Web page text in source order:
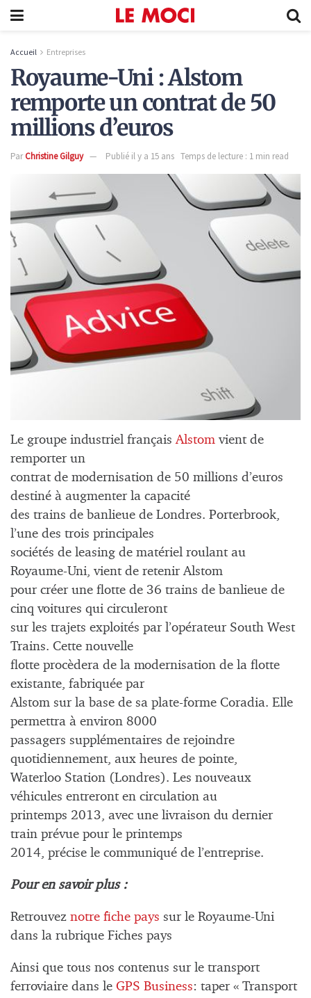
Accueil Entreprises
Royaume-Uni : Alstom
remporte un contrat de 50
millions d’euros
ParChristine Gilguy Publié il y a 15 ans Temps de lecture : 1 min read
Le groupe industriel français Alstom vient de
remporter un
contrat de modernisation de 50 millions d’euros
destiné à augmenter la capacité
des trains de banlieue de Londres. Porterbrook,
l’une des trois principales
sociétés de leasing de matériel roulant au
Royaume-Uni, vient de retenir Alstom
pour créer une flotte de 36 trains de banlieue de
cinq voitures qui circuleront
sur les trajets exploités par l’opérateur South West
Trains. Cette nouvelle
flotte procèdera de la modernisation de la flotte
existante, fabriquée par
Alstom sur la base de sa plate-forme Coradia. Elle
permettra à environ 8000
passagers supplémentaires de rejoindre
quotidiennement, aux heures de pointe,
Waterloo Station (Londres). Les nouveaux
véhicules entreront en circulation au
printemps 2013, avec une livraison du dernier
train prévue pour le printemps
2014, précise le communiqué de l’entreprise.
Pour en savoir plus :
Retrouvez notre fiche pays sur le Royaume-Uni
dans la rubrique Fiches pays
Ainsi que tous nos contenus sur le transport
ferroviaire dans le GPS Business: taper « Transport